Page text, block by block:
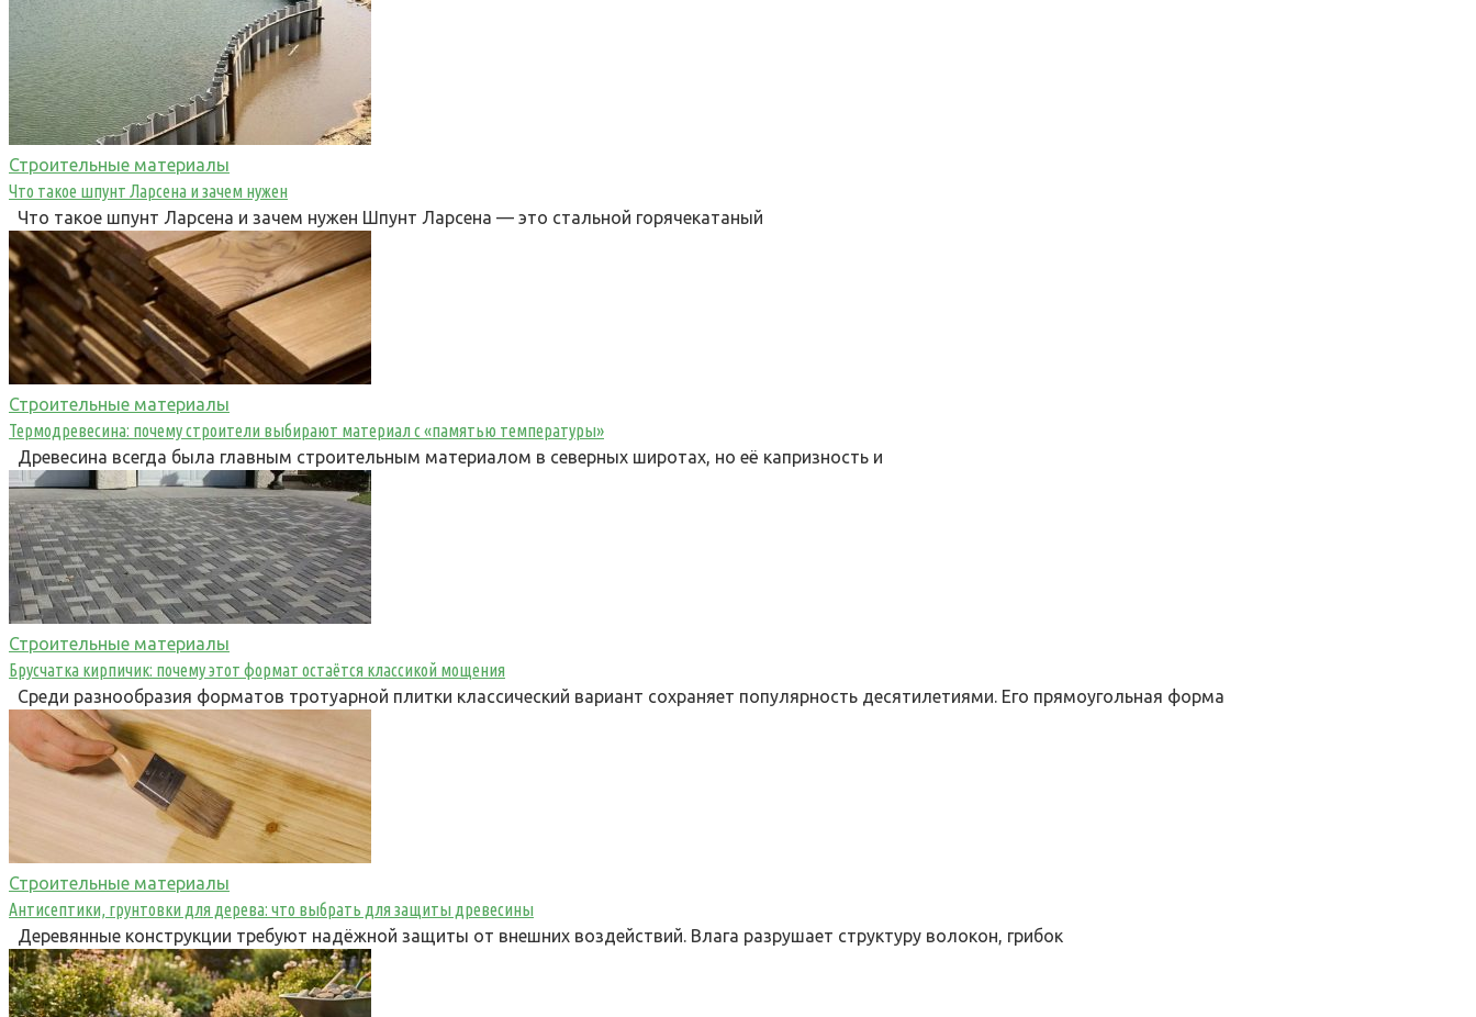
Строительные материалы
Что такое шпунт Ларсена и зачем нужен
Что такое шпунт Ларсена и зачем нужен Шпунт Ларсена — это стальной горячекатаный
Строительные материалы
Термодревесина: почему строители выбирают материал с «памятью температуры»
Древесина всегда была главным строительным материалом в северных широтах, но её капризность и
Строительные материалы
Брусчатка кирпичик: почему этот формат остаётся классикой мощения
Среди разнообразия форматов тротуарной плитки классический вариант сохраняет популярность десятилетиями. Его прямоугольная форма
Строительные материалы
Антисептики, грунтовки для дерева: что выбрать для защиты древесины
Деревянные конструкции требуют надёжной защиты от внешних воздействий. Влага разрушает структуру волокон, грибок